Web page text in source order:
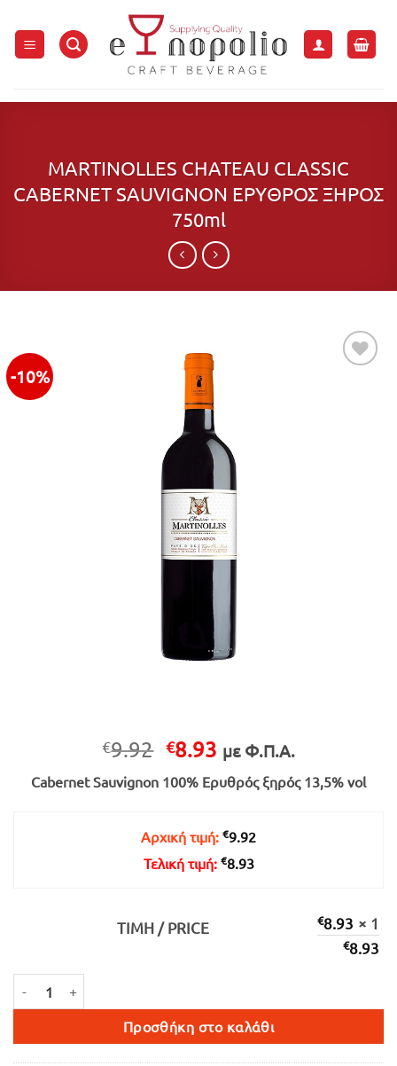
στο
περιεχόμενο
MARTINOLLES CHATEAU CLASSIC
CABERNET SAUVIGNON ΕΡΥΘΡΟΣ ΞΗΡΟΣ
750ml
-10%
€9.92 Original
was:
€8.93Η
τρέχουσα
τιμή
€8.93.
με Φ.Π.Α.
Cabernet Sauvignon 100% Ερυθρός ξηρός 13,5% vol
Αρχική τιμή: €9.92
Τελική τιμή: €8.93
ΤΙΜΉ / PRICE €8.93 × 1
€8.93
Προσθήκη στο καλάθι